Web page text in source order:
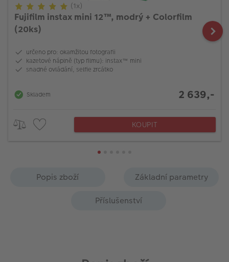
(1x)
Fujifilm instax mini 12™, modrý + Colorfilm
(20ks)
určeno pro: okamžitou fotografii
kazetové náplně (typ filmu): instax™ mini
snadné ovládání, selfie zrcátko
Skladem 2 639,-
KOUPIT
Popis zboží
Základní parametry
Příslušenství